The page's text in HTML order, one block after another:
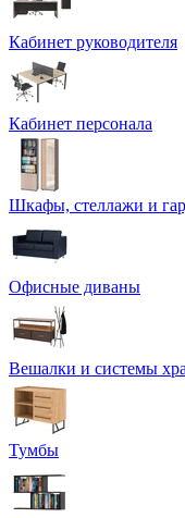
Кабинет руководителя
Кабинет персонала
Шкафы, стеллажи и
Офисные диваны
Вешалки и системы
Тумбы